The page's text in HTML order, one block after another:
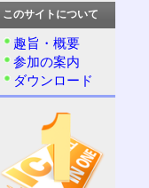
このサイトについて
趣旨・概要
参加の案内
ダウンロード